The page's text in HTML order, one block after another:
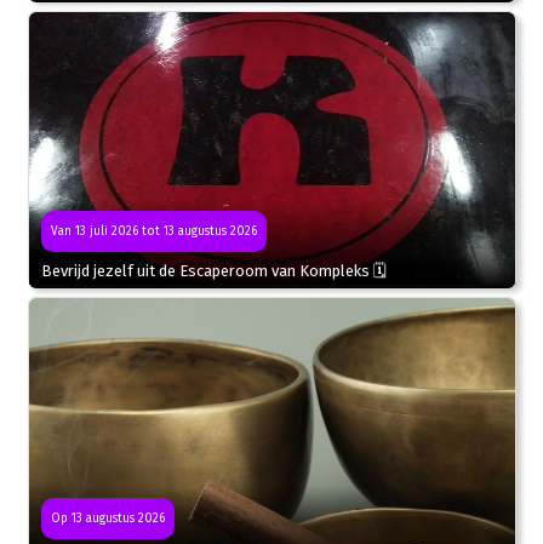
Van 13 juli 2026 tot 13 augustus 2026
Bevrijd jezelf uit de Escaperoom van Kompleks 🗓
Op 13 augustus 2026